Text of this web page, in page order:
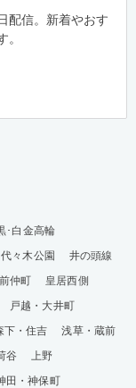
配信。新着やおす
。
･白金高輪
代々木公園
井の頭線
仲町
皇居西側
戸越・大井町
下・住吉
浅草・蔵前
谷
上野
田・神保町